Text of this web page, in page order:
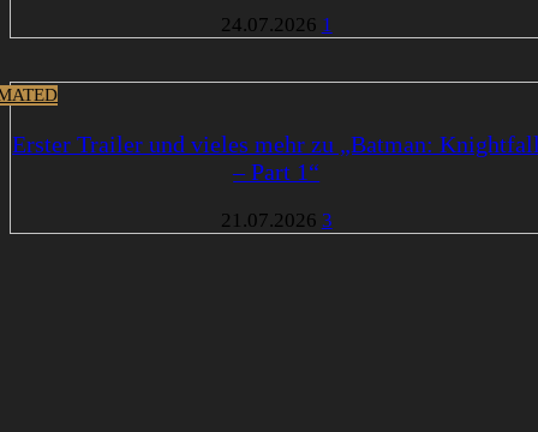
24.07.2026 1
Erster Trailer und vieles mehr zu „Batman:
– Part 1“
21.07.2026 3